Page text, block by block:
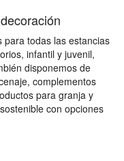
todas las estancias
infantil y juvenil,
disponemos de
complementos
para granja y
con opciones